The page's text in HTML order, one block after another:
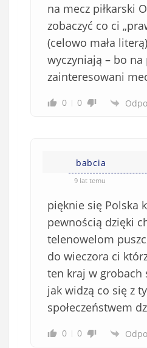
na mecz piłkarski
zobaczyć co ci
(celowo mała
wyczyniają – bo
zainteresowani
0 0
babcia
9 lat temu
pięknie się Polska
pewnością dzięki
telenowelom
do wieczora ci
ten kraj w grobach
jak widzą co się z
społeczeństwem
0 0